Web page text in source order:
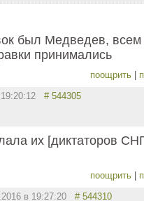
был Медведев, всем
принимались
поощрить
19:20:12 # 544305
их [диктаторов
поощрить
в 19:27:20 # 544310